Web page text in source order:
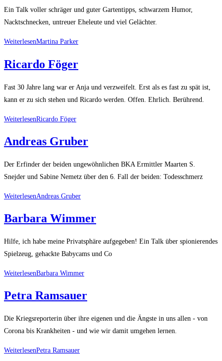
Ein Talk voller schräger und guter Gartentipps, schwarzem Humor,
Nacktschnecken, untreuer Eheleute und viel Gelächter.
WeiterlesenMartina Parker
Ricardo Föger
Fast 30 Jahre lang war er Anja und verzweifelt. Erst als es fast zu spät ist,
kann er zu sich stehen und Ricardo werden. Offen. Ehrlich. Berührend.
WeiterlesenRicardo Föger
Andreas Gruber
Der Erfinder der beiden ungewöhnlichen BKA Ermittler Maarten S.
Snejder und Sabine Nemetz über den 6. Fall der beiden: Todesschmerz
WeiterlesenAndreas Gruber
Barbara Wimmer
Hilfe, ich habe meine Privatsphäre aufgegeben! Ein Talk über spionierendes
Spielzeug, gehackte Babycams und Co
WeiterlesenBarbara Wimmer
Petra Ramsauer
Die Kriegsreporterin über ihre eigenen und die Ängste in uns allen - von
Corona bis Krankheiten - und wie wir damit umgehen lernen.
WeiterlesenPetra Ramsauer